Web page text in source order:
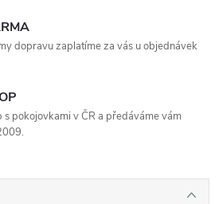
dopravu zaplatíme za vás u objednávek
s pokojovkami v ČR a předáváme vám